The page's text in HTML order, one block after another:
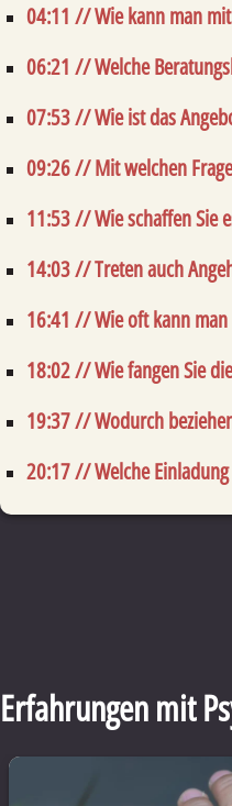
04:11 // Wie kann man
06:21 // Welche
07:53 // Wie ist das
09:26 // Mit welchen
11:53 // Wie schaffen Sie
14:03 // Treten auch
16:41 // Wie oft kann
18:02 // Wie fangen Sie
19:37 // Wodurch
20:17 // Welche
Erfahrungen mit